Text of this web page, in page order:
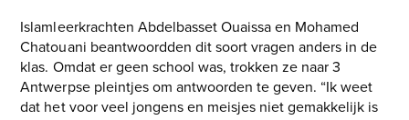
Islamleerkrachten Abdelbasset Ouaissa en Mohamed
Chatouani beantwoordden dit soort vragen anders in de
klas. Omdat er geen school was, trokken ze naar 3
Antwerpse pleintjes om antwoorden te geven. “Ik weet
dat het voor veel jongens en meisjes niet gemakkelijk is